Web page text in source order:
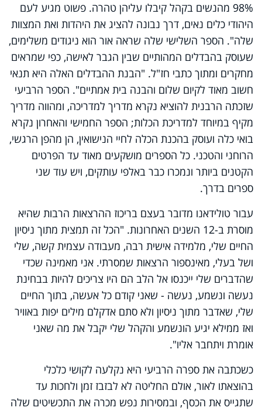
98% מהנשים בקהל קיבלו עליהן טהרה. פשוט מגיע לעם
היהודי כלים נאים, דרך נבונה להציג את היהדות ואת המצוות
שלה". הספר השלישי שלה שראה אור הוא ניגודים משלימים,
שעוסק בהבדלים המהותיים שבין הגבר לאישה, כפי שמראים
מחקרים ומתוך כתבי חז"ל. "הבנת ההבדלים האלה היא תנאי
חשוב מאוד לקיום שלום והבנה בית אמתיים". הספר הרביעי
שזכתה הרבנית להוציא נקרא מדריך למדריכה, ומהווה מדריך
מקיף במיוחד למדריכת הכלות; הספר החמישי והאחרון נקרא
בואי כלה ועוסק בהכנת הכלה לחיי הנישואין, הן מהפן הרגשי,
הרוחני והטכני. כל הספרים מושקעים מאוד עד הפרטים
הקטנים ביותר ונמכרו כבר באלפי עותקים, ויש עוד שני
ספרים בדרך.
עבור טולידאנו מדובר בעצם בריכוז ההרצאות הרבות שהיא
מוסרת ב-12 השנים האחרונות. "הכל זה תמצית מתוך ניסיון
החיים שלי, מלמידה אישית רבה, מעבודה עצמית קשה, שלי
ושל בעלי, מאינספור הרצאות שמסרתי. אני מאמינה שכדי
שהדברים שלי ייכנסו אל הלב הם היו צריכים להיות בבחינת
נעשה ונשמע, נעשה - שאני קודם כל אעשה, בתוך החיים
שלי, שאדבר מתוך ניסיון ולא סתם אדקלם מילים יפות באוויר
ואז ממילא יגיע הונשמע והקהל שלי יקבל את מה שאני
אומרת ויתחבר אליו".
כשכתבה את ספרה הרביעי היא נקלעה לקושי כלכלי
בהוצאתו לאור, אולם החליטה לא לבזבז זמן ולחכות עד
שתגייס את הכסף, ובמסירות נפש מכרה את התכשיטים שלה